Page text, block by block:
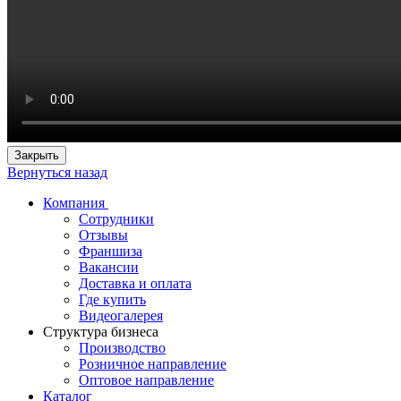
Закрыть
Вернуться назад
Компания
Сотрудники
Отзывы
Франшиза
Вакансии
Доставка и оплата
Где купить
Видеогалерея
Структура бизнеса
Производство
Розничное направление
Оптовое направление
Каталог